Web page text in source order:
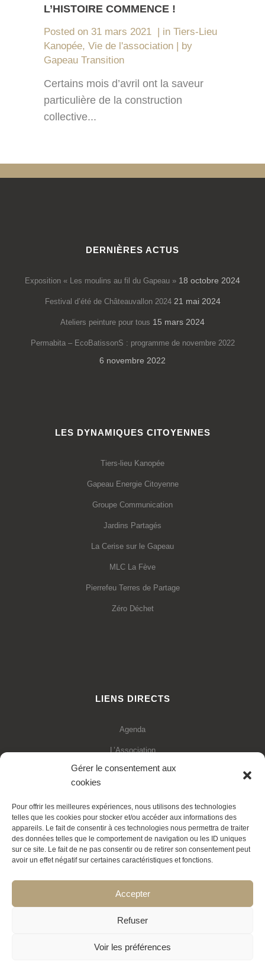
Gérer le consentement aux
cookies
Pour offrir les meilleures expériences, nous utilisons des technologies
telles que les cookies pour stocker et/ou accéder aux informations des
appareils. Le fait de consentir à ces technologies nous permettra de traiter
des données telles que le comportement de navigation ou les ID uniques
sur ce site. Le fait de ne pas consentir ou de retirer son consentement peut
avoir un effet négatif sur certaines caractéristiques et fonctions.
Accepter
Refuser
Voir les préférences
L’HISTOIRE COMMENCE !
Posted on 31 mars 2021 in Tiers-Lieu
Kanopée, Vie de l'association
by
Gapeau Transition
Certains mois d’avril ont la saveur
particulière de la construction
collective...
DERNIÈRES ACTUS
Exposition « Les moulins au fil du Gapeau » 18 octobre 2024
Festival d’été de Châteauvallon 2024 21 mai 2024
Ateliers peinture pour tous 15 mars 2024
Permabita – EcoBatissonS : programme de novembre 2022
6 novembre 2022
LES DYNAMIQUES CITOYENNES
Tiers-lieu Kanopée
Gapeau Energie Citoyenne
Groupe Communication
Jardins Partagés
La Cerise sur le Gapeau
MLC La Fève
Pierrefeu Terres de Partage
Zéro Déchet
LIENS DIRECTS
Agenda
L’Association
Financements
Adhésion en ligne
Faire un don déductible
Contactez-nous
Politique de cookies